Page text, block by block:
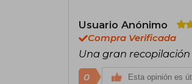
Usuario Anónimo
Compra Verificada
Una gran
0 Esta opinión es